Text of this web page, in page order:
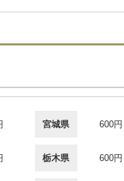
宮城県 600円
栃木県 600円